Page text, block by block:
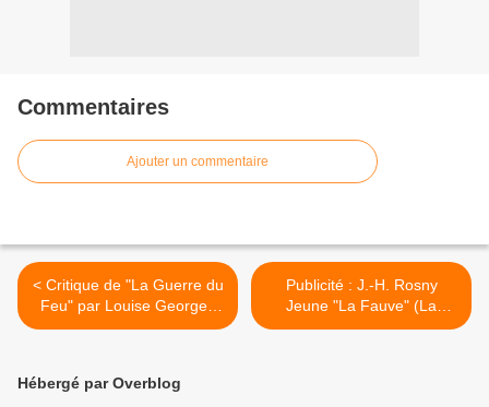
Commentaires
Ajouter un commentaire
< Critique de "La Guerre du
Feu" par Louise Georges
Renard (1911)
Publicité : J.-H. Rosny
Jeune "La Fauve" (La
Revue Blanche - 1899) >
Hébergé par Overblog